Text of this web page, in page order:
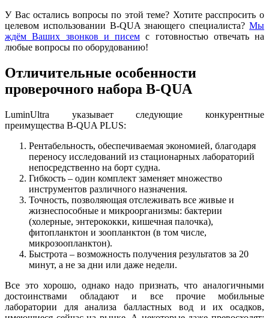
У Вас остались вопросы по этой теме? Хотите расспросить о
целевом использовании B-QUA знающего специалиста? Мы
ждём Ваших звонков и писем с готовностью отвечать на
любые вопросы по оборудованию!
Отличительные особенности
проверочного набора B-QUA
LuminUltra указывает следующие конкурентные
преимущества B-QUA PLUS:
Рентабельность, обеспечиваемая экономией, благодаря
переносу исследований из стационарных лабораторий
непосредственно на борт судна.
Гибкость – один комплект заменяет множество
инструментов различного назначения.
Точность, позволяющая отслеживать все живые и
жизнеспособные и микроорганизмы: бактерии
(холерные, энтерококки, кишечная палочка),
фитопланктон и зоопланктон (в том числе,
микрозоопланктон).
Быстрота – возможность получения результатов за 20
минут, а не за дни или даже недели.
Все это хорошо, однако надо признать, что аналогичными
достоинствами обладают и все прочие мобильные
лаборатории для анализа балластных вод и их осадков,